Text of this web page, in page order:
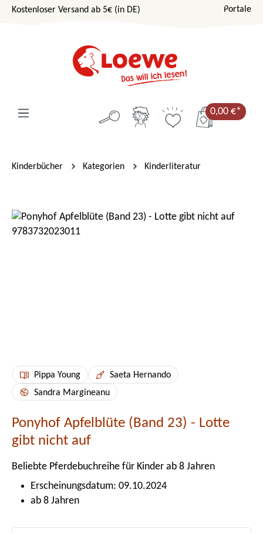
Zum Hauptinhalt springen
Kostenloser Versand ab 5€ (in DE) Portale
0,00 €*
Kinderbücher Kategorien Kinderliteratur
Bildergalerie überspringen
Pippa Young
Saeta Hernando
Sandra Margineanu
Ponyhof Apfelblüte (Band 23) - Lotte
gibt nicht auf
Beliebte Pferdebuchreihe für Kinder ab 8 Jahren
Erscheinungsdatum: 09.10.2024
ab 8 Jahren